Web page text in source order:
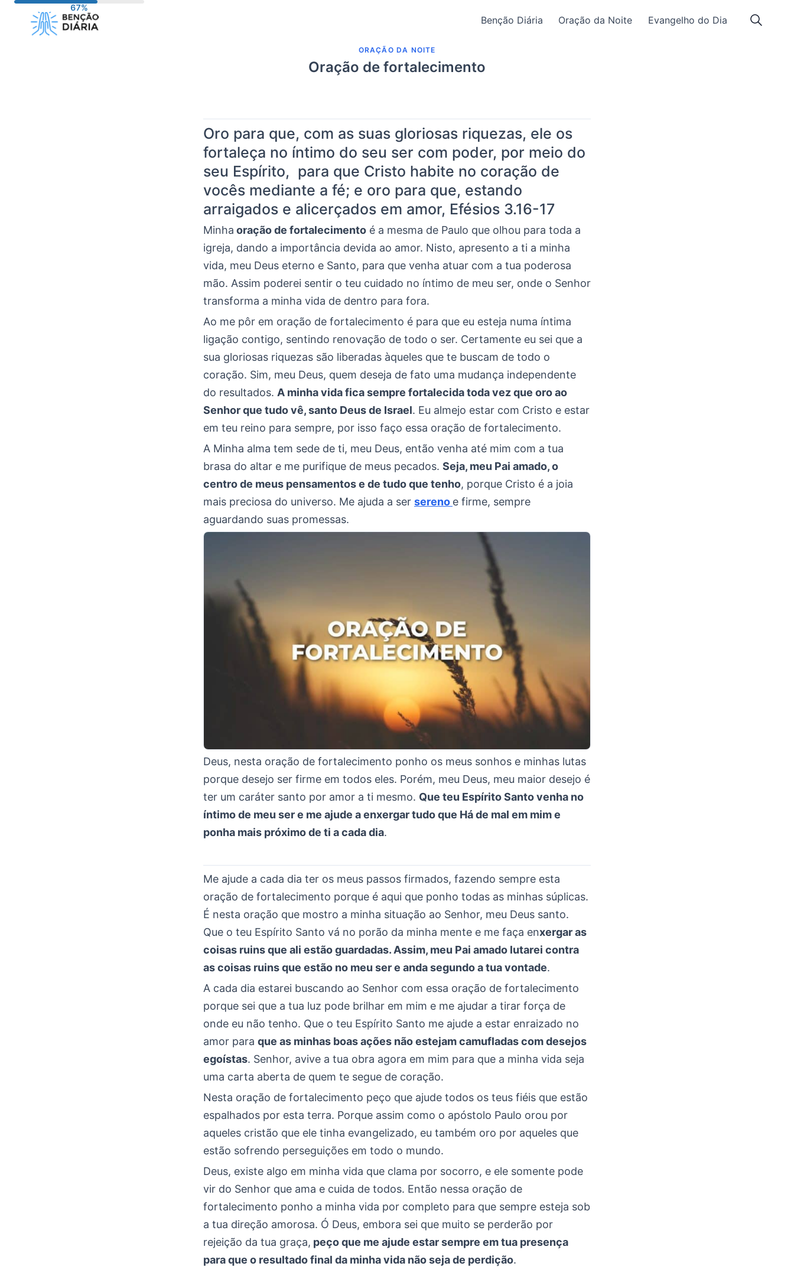
Benção Diária Oração da Noite Evangelho do Dia
ORAÇÃO DA NOITE
Oração de fortalecimento
Oro para que, com as suas gloriosas riquezas, ele os
fortaleça no íntimo do seu ser com poder, por meio do
seu Espírito, para que Cristo habite no coração de
vocês mediante a fé; e oro para que, estando
arraigados e alicerçados em amor, Efésios 3.16-17
Minha oração de fortalecimento é a mesma de Paulo que olhou para toda a
igreja, dando a importância devida ao amor. Nisto, apresento a ti a minha
vida, meu Deus eterno e Santo, para que venha atuar com a tua poderosa
mão. Assim poderei sentir o teu cuidado no íntimo de meu ser, onde o Senhor
transforma a minha vida de dentro para fora.
Ao me pôr em oração de fortalecimento é para que eu esteja numa íntima
ligação contigo, sentindo renovação de todo o ser. Certamente eu sei que a
sua gloriosas riquezas são liberadas àqueles que te buscam de todo o
coração. Sim, meu Deus, quem deseja de fato uma mudança independente
do resultados. A minha vida fica sempre fortalecida toda vez que oro ao
Senhor que tudo vê, santo Deus de Israel. Eu almejo estar com Cristo e estar
em teu reino para sempre, por isso faço essa oração de fortalecimento.
A Minha alma tem sede de ti, meu Deus, então venha até mim com a tua
brasa do altar e me purifique de meus pecados. Seja, meu Pai amado, o
centro de meus pensamentos e de tudo que tenho, porque Cristo é a joia
mais preciosa do universo. Me ajuda a ser sereno e firme, sempre
aguardando suas promessas.
Deus, nesta oração de fortalecimento ponho os meus sonhos e minhas lutas
porque desejo ser firme em todos eles. Porém, meu Deus, meu maior desejo é
ter um caráter santo por amor a ti mesmo. Que teu Espírito Santo venha no
íntimo de meu ser e me ajude a enxergar tudo que Há de mal em mim e
ponha mais próximo de ti a cada dia.
Me ajude a cada dia ter os meus passos firmados, fazendo sempre esta
oração de fortalecimento porque é aqui que ponho todas as minhas súplicas.
É nesta oração que mostro a minha situação ao Senhor, meu Deus santo.
Que o teu Espírito Santo vá no porão da minha mente e me faça enxergar as
coisas ruins que ali estão guardadas. Assim, meu Pai amado lutarei contra
as coisas ruins que estão no meu ser e anda segundo a tua vontade.
A cada dia estarei buscando ao Senhor com essa oração de fortalecimento
porque sei que a tua luz pode brilhar em mim e me ajudar a tirar força de
onde eu não tenho. Que o teu Espírito Santo me ajude a estar enraizado no
amor para que as minhas boas ações não estejam camufladas com desejos
egoístas. Senhor, avive a tua obra agora em mim para que a minha vida seja
uma carta aberta de quem te segue de coração.
Nesta oração de fortalecimento peço que ajude todos os teus fiéis que estão
espalhados por esta terra. Porque assim como o apóstolo Paulo orou por
aqueles cristão que ele tinha evangelizado, eu também oro por aqueles que
estão sofrendo perseguições em todo o mundo.
Deus, existe algo em minha vida que clama por socorro, e ele somente pode
vir do Senhor que ama e cuida de todos. Então nessa oração de
fortalecimento ponho a minha vida por completo para que sempre esteja sob
a tua direção amorosa. Ó Deus, embora sei que muito se perderão por
rejeição da tua graça, peço que me ajude estar sempre em tua presença
para que o resultado final da minha vida não seja de perdição.